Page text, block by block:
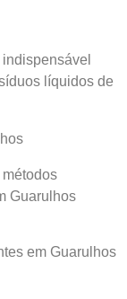
líquidos de
Guarulhos
em Guarulhos